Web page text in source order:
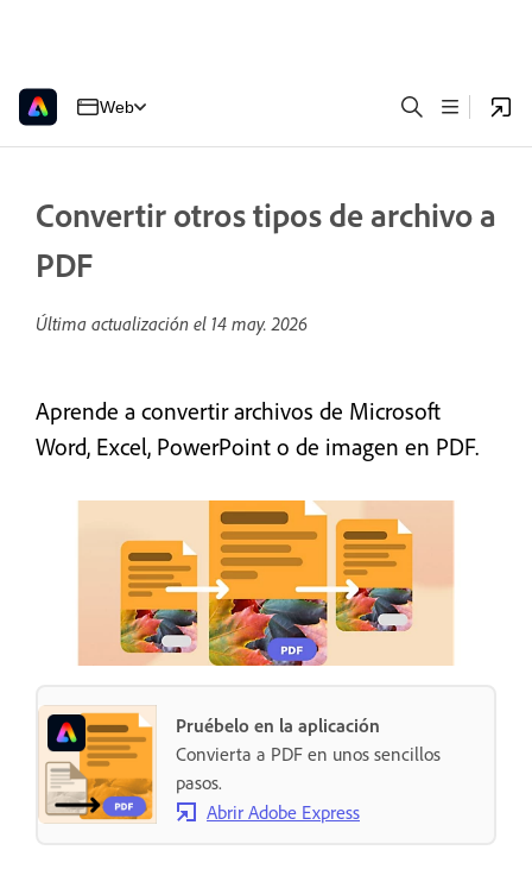
Web
Convertir otros tipos de archivo a
PDF
Última actualización el 14 may. 2026
Aprende a convertir archivos de Microsoft
Word, Excel, PowerPoint o de imagen en PDF.
Pruébelo en la aplicación
Convierta a PDF en unos sencillos
pasos.
Abrir Adobe Express